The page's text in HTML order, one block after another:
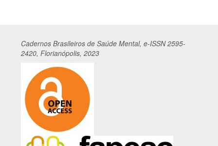
Cadernos Brasileiros de Saúde Mental, e-ISSN 2595-
2420, Florianópolis, 2023